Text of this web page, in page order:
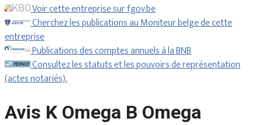
Voir cette entreprise sur fgov.be
Cherchez les publications au Moniteur belge de cette
entreprise
Publications des comptes annuels à la BNB
Consultez les statuts et les pouvoirs de représentation
(actes notariés).
Avis K Omega B Omega